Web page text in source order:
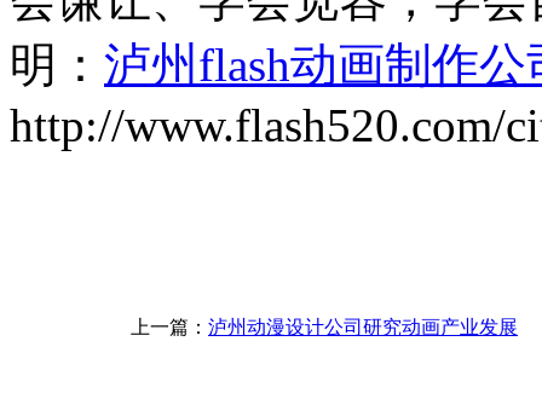
明： 泸州flash动画制作公
http://www.flash520.com/
上一篇： 泸州动漫设计公司研究动画产业发展